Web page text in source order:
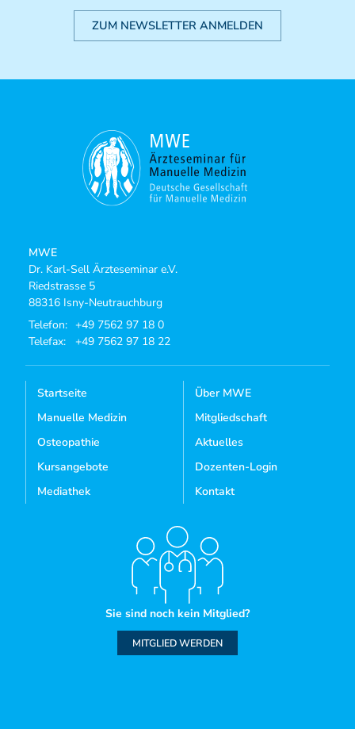
ZUM NEWSLETTER ANMELDEN
MWE
Dr. Karl-Sell Ärzteseminar e.V.
Riedstrasse 5
88316 Isny-Neutrauchburg
Telefon: +49 7562 97 18 0
Telefax:
+49 7562 97 18 22
Startseite
Manuelle Medizin
Osteopathie
Kursangebote
Mediathek
Über MWE
Mitgliedschaft
Aktuelles
Dozenten-Login
Kontakt
Sie sind noch kein Mitglied?
MITGLIED WERDEN